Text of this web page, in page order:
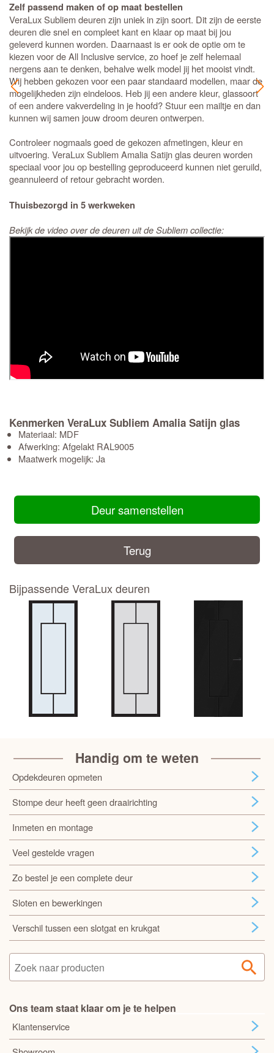
Zelf passend maken of op maat bestellen
VeraLux Subliem deuren zijn uniek in zijn soort. Dit zijn de eerste
deuren die snel en compleet kant en klaar op maat bij jou
geleverd kunnen worden. Daarnaast is er ook de optie om te
kiezen voor de All Inclusive service, zo hoef je zelf helemaal
nergens aan te denken, behalve welk model jij het mooist vindt.
Wij hebben gekozen voor een paar standaard modellen, maar de
mogelijkheden zijn eindeloos. Heb jij een andere kleur, glassoort
of een andere vakverdeling in je hoofd? Stuur een mailtje en dan
kunnen wij samen jouw droom deuren ontwerpen.
Controleer nogmaals goed de gekozen afmetingen, kleur en
uitvoering. VeraLux Subliem Amalia Satijn glas deuren worden
speciaal voor jou op bestelling geproduceerd kunnen niet geruild,
geannuleerd of retour gebracht worden.
Thuisbezorgd in 5 werkweken
Bekijk de video over de deuren uit de Subliem collectie:
Kenmerken VeraLux Subliem Amalia Satijn glas
Materiaal: MDF
Afwerking: Afgelakt RAL9005
Maatwerk mogelijk: Ja
Deur samenstellen
Terug
Bijpassende VeraLux deuren
Handig om te weten
Opdekdeuren opmeten
Stompe deur heeft geen draairichting
Inmeten en montage
Veel gestelde vragen
Zo bestel je een complete deur
Sloten en bewerkingen
Verschil tussen een slotgat en krukgat
Ons team staat klaar om je te helpen
Klantenservice